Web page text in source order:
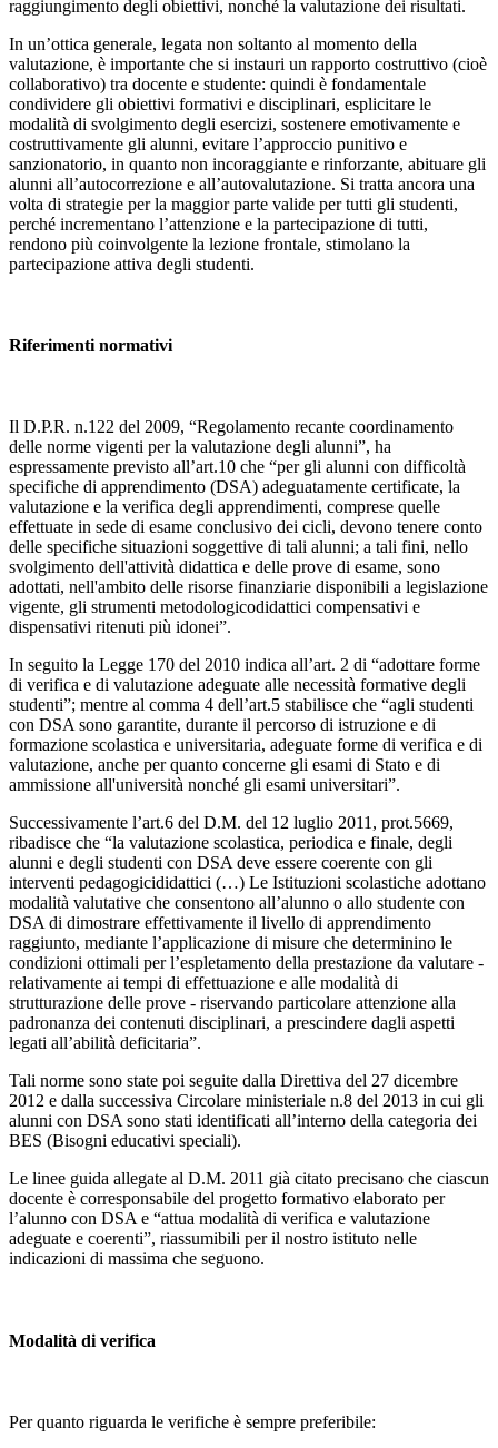
raggiungimento degli obiettivi, nonché la valutazione dei risultati.
In un’ottica generale, legata non soltanto al momento della
valutazione, è importante che si instauri un rapporto costruttivo (cioè
collaborativo) tra docente e studente: quindi è fondamentale
condividere gli obiettivi formativi e disciplinari, esplicitare le
modalità di svolgimento degli esercizi, sostenere emotivamente e
costruttivamente gli alunni, evitare l’approccio punitivo e
sanzionatorio, in quanto non incoraggiante e rinforzante, abituare gli
alunni all’autocorrezione e all’autovalutazione. Si tratta ancora una
volta di strategie per la maggior parte valide per tutti gli studenti,
perché incrementano l’attenzione e la partecipazione di tutti,
rendono più coinvolgente la lezione frontale, stimolano la
partecipazione attiva degli studenti.
Riferimenti normativi
Il D.P.R. n.122 del 2009, “Regolamento recante coordinamento
delle norme vigenti per la valutazione degli alunni”, ha
espressamente previsto all’art.10 che “per gli alunni con difficoltà
specifiche di apprendimento (DSA) adeguatamente certificate, la
valutazione e la verifica degli apprendimenti, comprese quelle
effettuate in sede di esame conclusivo dei cicli, devono tenere conto
delle specifiche situazioni soggettive di tali alunni; a tali fini, nello
svolgimento dell'attività didattica e delle prove di esame, sono
adottati, nell'ambito delle risorse finanziarie disponibili a legislazione
vigente, gli strumenti metodologicodidattici compensativi e
dispensativi ritenuti più idonei”.
In seguito la Legge 170 del 2010 indica all’art. 2 di “adottare forme
di verifica e di valutazione adeguate alle necessità formative degli
studenti”; mentre al comma 4 dell’art.5 stabilisce che “agli studenti
con DSA sono garantite, durante il percorso di istruzione e di
formazione scolastica e universitaria, adeguate forme di verifica e di
valutazione, anche per quanto concerne gli esami di Stato e di
ammissione all'università nonché gli esami universitari”.
Successivamente l’art.6 del D.M. del 12 luglio 2011, prot.5669,
ribadisce che “la valutazione scolastica, periodica e finale, degli
alunni e degli studenti con DSA deve essere coerente con gli
interventi pedagogicididattici (…) Le Istituzioni scolastiche adottano
modalità valutative che consentono all’alunno o allo studente con
DSA di dimostrare effettivamente il livello di apprendimento
raggiunto, mediante l’applicazione di misure che determinino le
condizioni ottimali per l’espletamento della prestazione da valutare -
relativamente ai tempi di effettuazione e alle modalità di
strutturazione delle prove - riservando particolare attenzione alla
padronanza dei contenuti disciplinari, a prescindere dagli aspetti
legati all’abilità deficitaria”.
Tali norme sono state poi seguite dalla Direttiva del 27 dicembre
2012 e dalla successiva Circolare ministeriale n.8 del 2013 in cui gli
alunni con DSA sono stati identificati all’interno della categoria dei
BES (Bisogni educativi speciali).
Le linee guida allegate al D.M. 2011 già citato precisano che ciascun
docente è corresponsabile del progetto formativo elaborato per
l’alunno con DSA e “attua modalità di verifica e valutazione
adeguate e coerenti”, riassumibili per il nostro istituto nelle
indicazioni di massima che seguono.
Modalità di verifica
Per quanto riguarda le verifiche è sempre preferibile: